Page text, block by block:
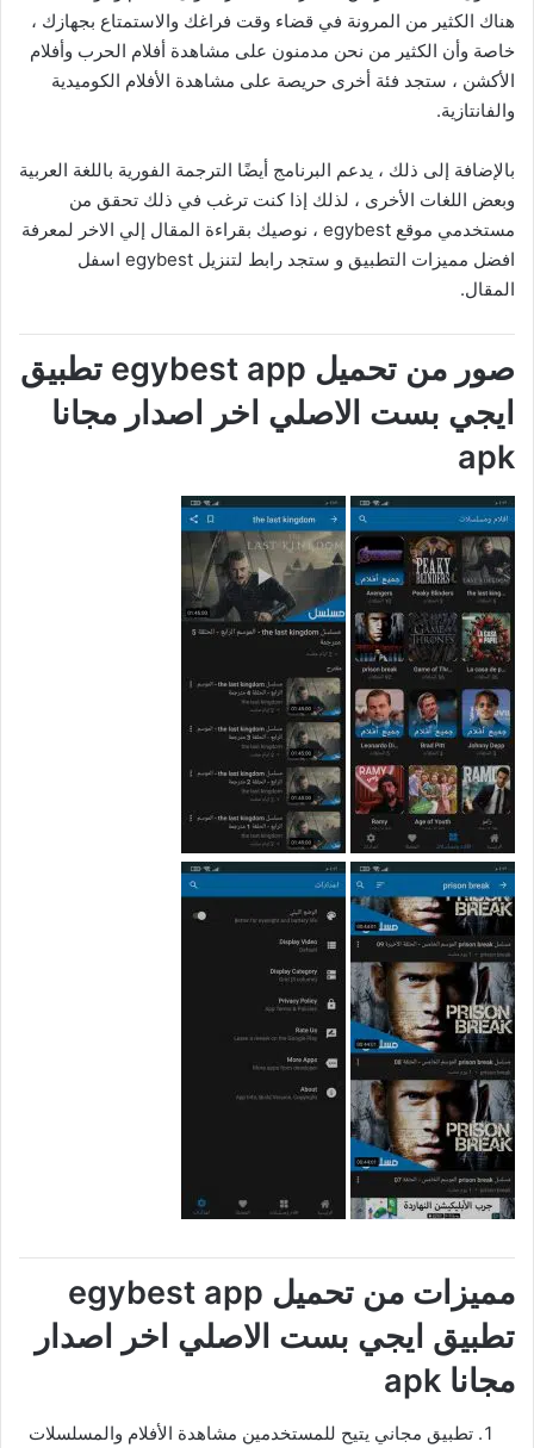
هناك الكثير من المرونة في قضاء وقت فراغك والاستمتاع بجهازك ،
خاصة وأن الكثير من نحن مدمنون على مشاهدة أفلام الحرب وأفلام
الأكشن ، ستجد فئة أخرى حريصة على مشاهدة الأفلام الكوميدية
والفانتازية.
بالإضافة إلى ذلك ، يدعم البرنامج أيضًا الترجمة الفورية باللغة العربية
وبعض اللغات الأخرى ، لذلك إذا كنت ترغب في ذلك تحقق من
مستخدمي موقع egybest ، نوصيك بقراءة المقال إلي الاخر لمعرفة
افضل مميزات التطبيق و ستجد رابط لتنزيل egybest اسفل
المقال.
صور من تحميل egybest app تطبيق
ايجي بست الاصلي اخر اصدار مجانا
apk
مميزات من تحميل egybest app
تطبيق ايجي بست الاصلي اخر اصدار
مجانا apk
تطبيق مجاني يتيح للمستخدمين مشاهدة الأفلام والمسلسلات